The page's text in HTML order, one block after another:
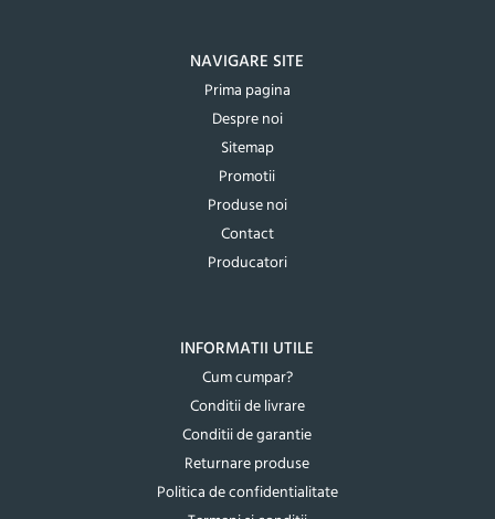
NAVIGARE SITE
Prima pagina
Despre noi
Sitemap
Promotii
Produse noi
Contact
Producatori
INFORMATII UTILE
Cum cumpar?
Conditii de livrare
Conditii de garantie
Returnare produse
Politica de confidentialitate